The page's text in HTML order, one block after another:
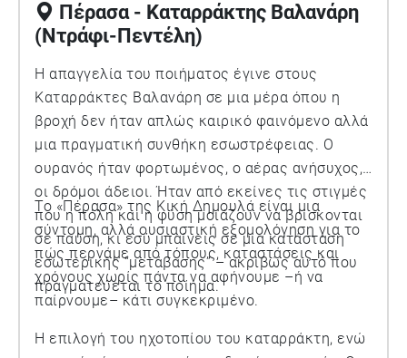
Πέρασα - Καταρράκτης Βαλανάρη
(Ντράφι-Πεντέλη)
Η απαγγελία του ποιήματος έγινε στους
Καταρράκτες Βαλανάρη σε μια μέρα όπου η
βροχή δεν ήταν απλώς καιρικό φαινόμενο αλλά
μια πραγματική συνθήκη εσωστρέφειας. Ο
ουρανός ήταν φορτωμένος, ο αέρας ανήσυχος,
οι δρόμοι άδειοι. Ήταν από εκείνες τις στιγμές
που η πόλη και η φύση μοιάζουν να βρίσκονται
σε παύση, κι εσύ μπαίνεις σε μια κατάσταση
εσωτερικής “μετάβασης” – ακριβώς αυτό που
πραγματεύεται το ποίημα.
Το «Πέρασα» της Κική Δημουλά είναι μια
σύντομη, αλλά ουσιαστική εξομολόγηση για το
πώς περνάμε από τόπους, καταστάσεις και
χρόνους χωρίς πάντα να αφήνουμε –ή να
παίρνουμε– κάτι συγκεκριμένο.
Η επιλογή του ηχοτοπίου του καταρράκτη, ενώ